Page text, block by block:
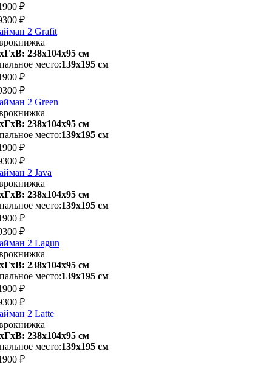
₽
₽
2 Grafit
238х104x95 см
место:139х195 см
₽
₽
2 Green
238х104x95 см
место:139х195 см
₽
₽
2 Java
238х104x95 см
место:139х195 см
₽
₽
2 Lagun
238х104x95 см
место:139х195 см
₽
₽
2 Latte
238х104x95 см
место:139х195 см
₽